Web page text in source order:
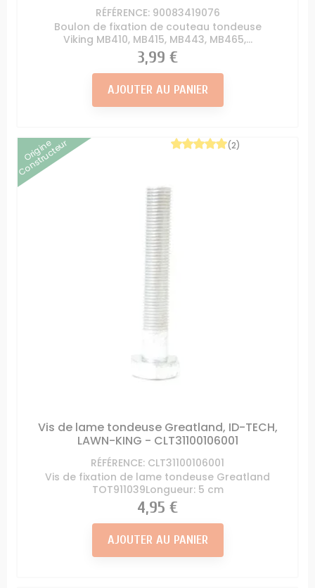
RÉFÉRENCE: 90083419076
Boulon de fixation de couteau tondeuse
Viking MB410, MB415, MB443, MB465,...
Prix
3,99 €
AJOUTER AU PANIER
Origine
Constructeur
Vis de lame tondeuse Greatland, ID-TECH,
LAWN-KING - CLT31100106001
RÉFÉRENCE: CLT31100106001
Vis de fixation de lame tondeuse Greatland
TOT911039Longueur: 5 cm
(2)
Prix
4,95 €
AJOUTER AU PANIER